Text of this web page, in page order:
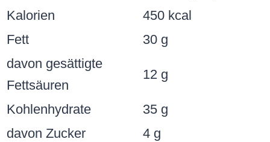
Kalorien
450 kcal
Fett
30 g
davon gesättigte
Fettsäuren
12 g
Kohlenhydrate
35 g
davon Zucker
4 g